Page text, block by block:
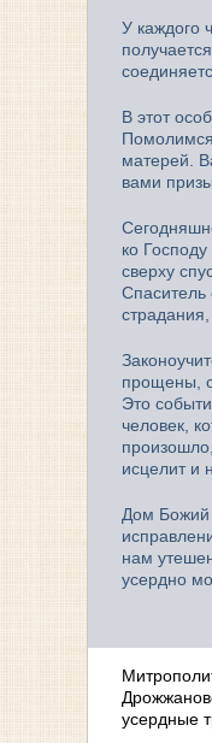
У каждого
В этот
матерей.
вами
ко
сверху
Спаситель
прощены,
Это
человек,
исцелит и
Дом Божий
нам
усердно
усердные